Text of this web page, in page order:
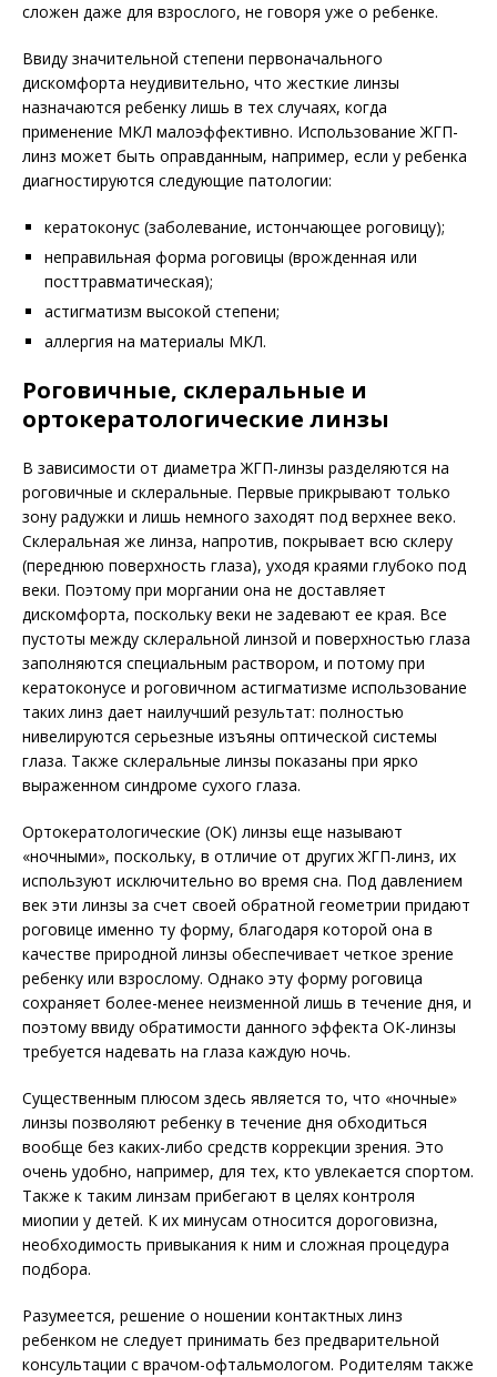
сложен даже для взрослого, не говоря уже о ребенке.
Ввиду значительной степени первоначального
дискомфорта неудивительно, что жесткие линзы
назначаются ребенку лишь в тех случаях, когда
применение МКЛ малоэффективно. Использование ЖГП-
линз может быть оправданным, например, если у ребенка
диагностируются следующие патологии:
кератоконус (заболевание, истончающее роговицу);
неправильная форма роговицы (врожденная или
посттравматическая);
астигматизм высокой степени;
аллергия на материалы МКЛ.
Роговичные, склеральные и
ортокератологические линзы
В зависимости от диаметра ЖГП-линзы разделяются на
роговичные и склеральные. Первые прикрывают только
зону радужки и лишь немного заходят под верхнее веко.
Склеральная же линза, напротив, покрывает всю склеру
(переднюю поверхность глаза), уходя краями глубоко под
веки. Поэтому при моргании она не доставляет
дискомфорта, поскольку веки не задевают ее края. Все
пустоты между склеральной линзой и поверхностью глаза
заполняются специальным раствором, и потому при
кератоконусе и роговичном астигматизме использование
таких линз дает наилучший результат: полностью
нивелируются серьезные изъяны оптической системы
глаза. Также склеральные линзы показаны при ярко
выраженном синдроме сухого глаза.
Ортокератологические (ОК) линзы еще называют
«ночными», поскольку, в отличие от других ЖГП-линз, их
используют исключительно во время сна. Под давлением
век эти линзы за счет своей обратной геометрии придают
роговице именно ту форму, благодаря которой она в
качестве природной линзы обеспечивает четкое зрение
ребенку или взрослому. Однако эту форму роговица
сохраняет более-менее неизменной лишь в течение дня, и
поэтому ввиду обратимости данного эффекта ОК-линзы
требуется надевать на глаза каж­дую ночь.
Существенным плюсом здесь является то, что «ночные»
линзы позволяют ребенку в течение дня обходиться
вообще без каких-либо средств коррекции зрения. Это
очень удобно, например, для тех, кто увлекается спортом.
Также к таким линзам прибегают в целях контроля
миопии у детей. К их минусам относится дороговизна,
необходимость привыкания к ним и сложная процедура
подбора.
Разумеется, решение о ношении контактных линз
ребенком не следует принимать без предварительной
консультации с врачом-офтальмологом. Родителям также